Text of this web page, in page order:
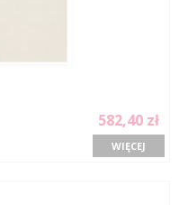
582,40 zł
WIĘCEJ